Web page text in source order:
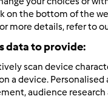
10
on the bottom of the
more details, refer to
data to provide:
scan device
a device.
audience research